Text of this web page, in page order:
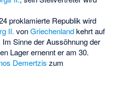
proklamierte Republik wird
II. vonGriechenlandkehrt auf
Sinne der Aussöhnung der
Lager ernennt er am 30.
Demertzis zum